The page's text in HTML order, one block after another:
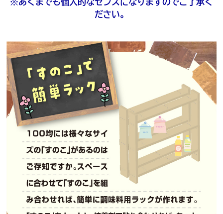
※あくまでも個人的なセンスになりますのでご了承く
ださい。